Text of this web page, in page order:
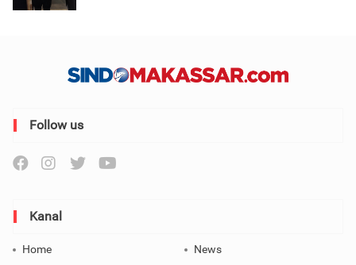
Follow us
Kanal
Home
News